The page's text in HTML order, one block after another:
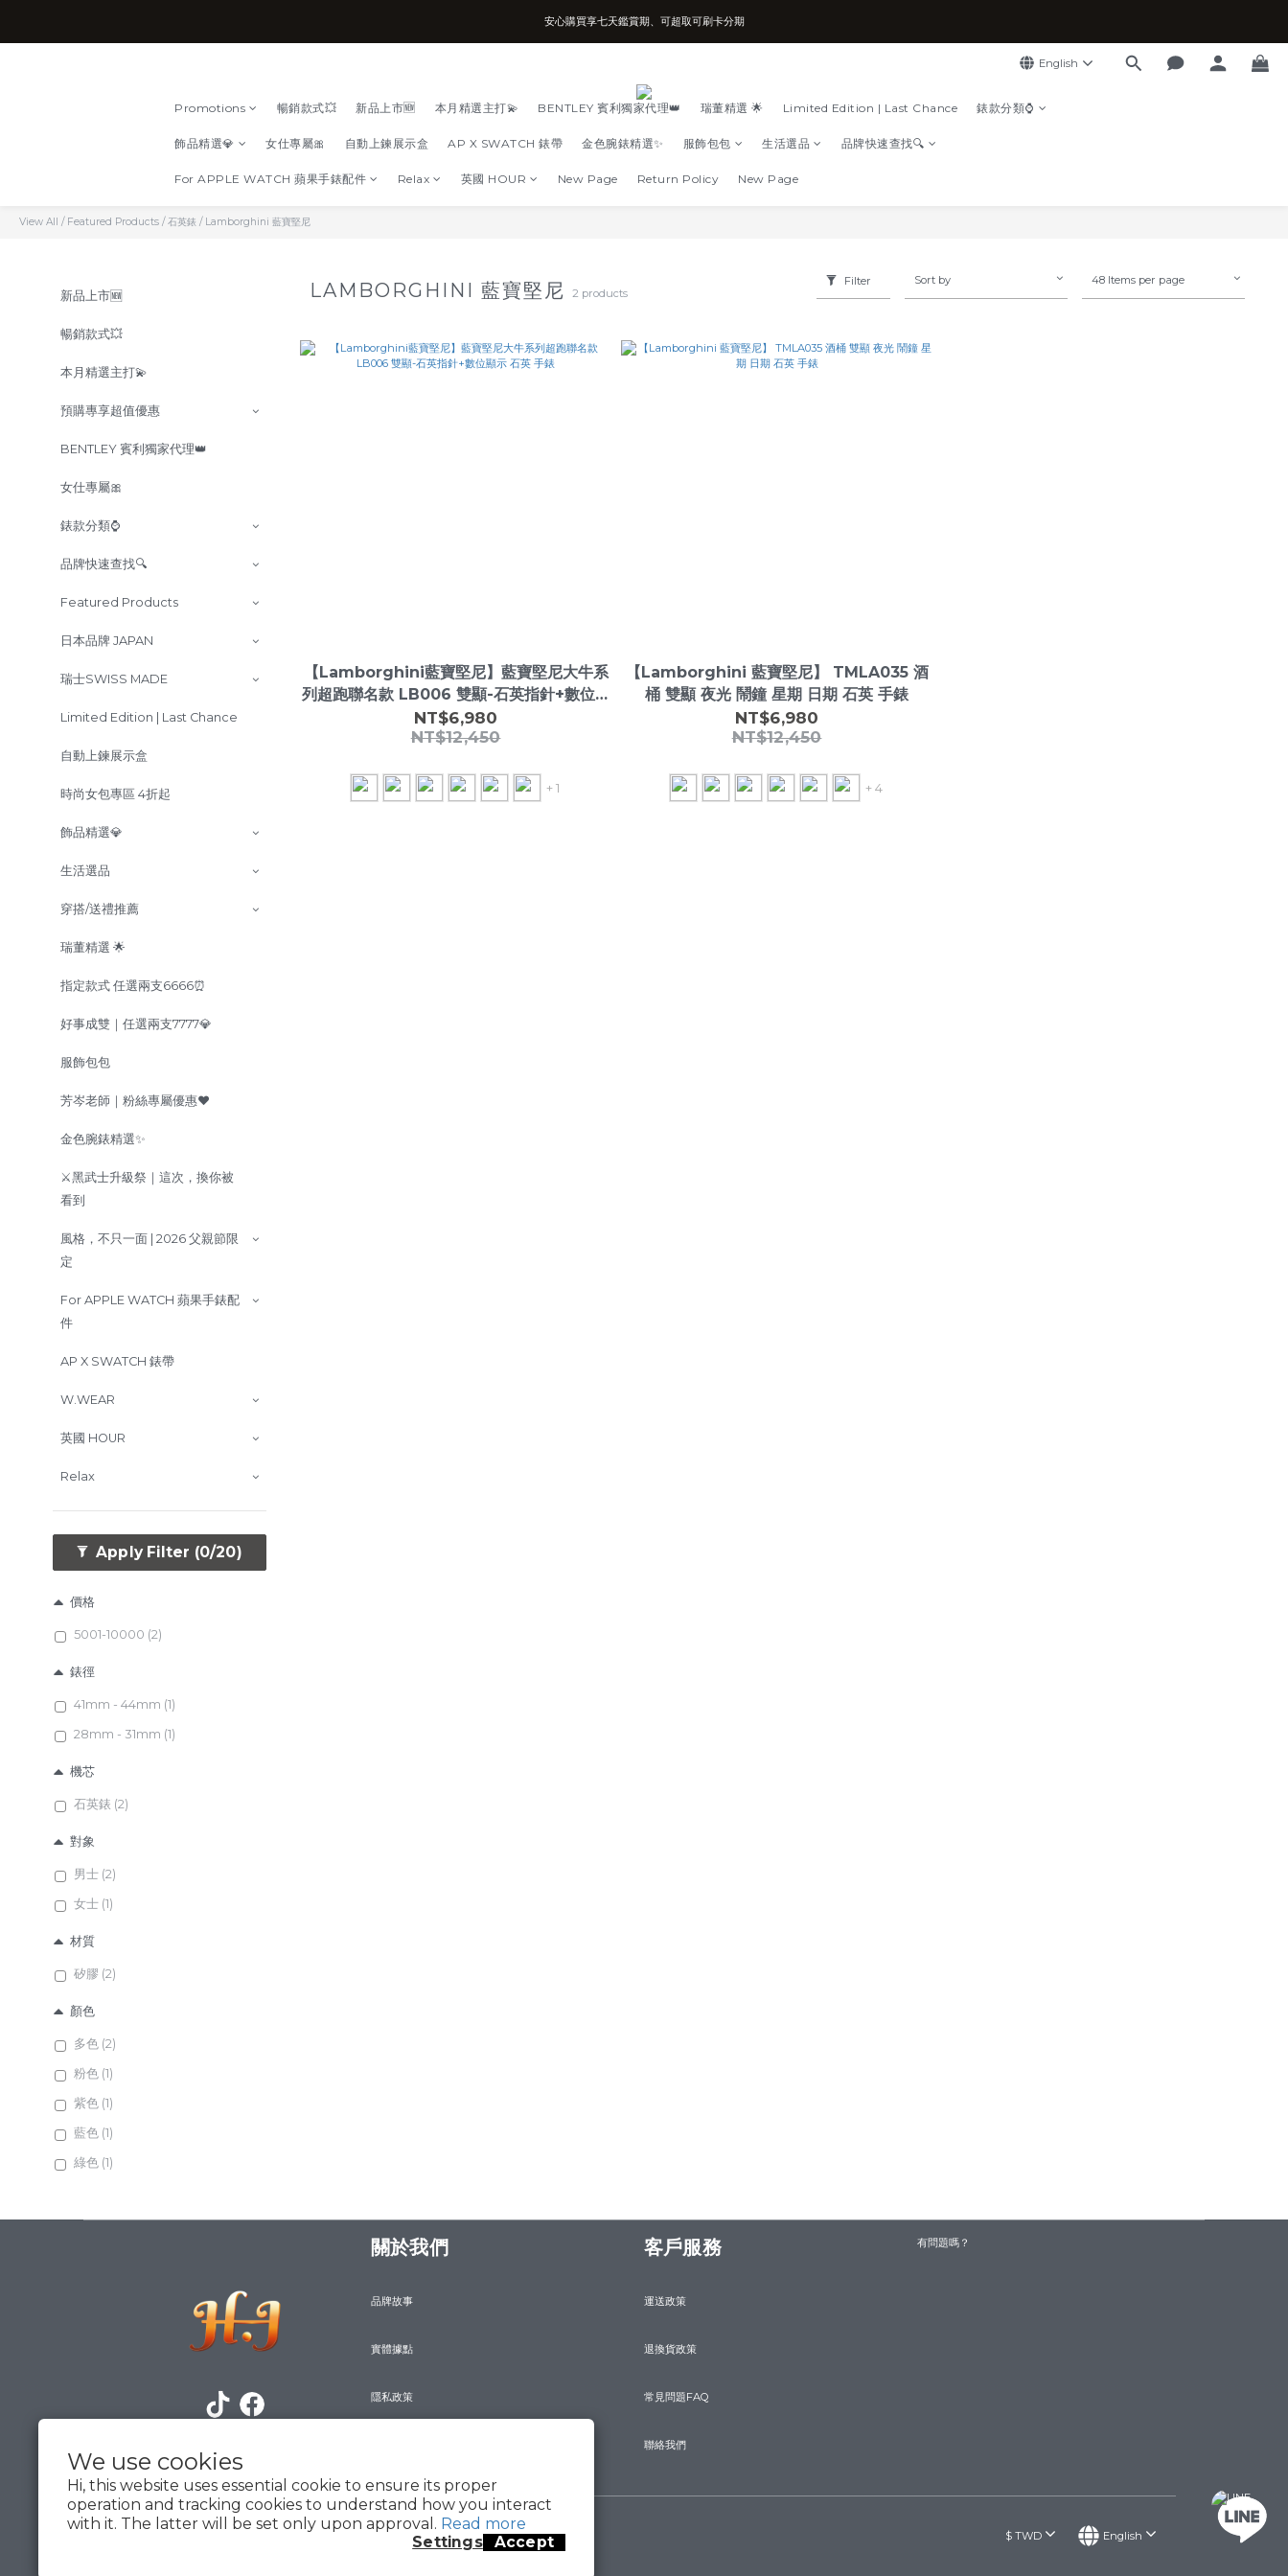
We use cookies
Hi, this website uses essential cookie to ensure its proper
operation and tracking cookies to understand how you interact
with it. The latter will be set only upon approval. Read more
Settings
Accept
台南實體店面、兩年機芯保固、開立發票
安心購買享七天鑑賞期、可超取可刷卡分期
English
Promotions 暢銷款式💥 新品上市🆕 本月精選主打💫 BENTLEY 賓利獨家代理👑 瑞董精選 🌟 Limited Edition | Last Chance 錶款分類⌚
飾品精選💎 女仕專屬🎀 自動上鍊展示盒 AP X SWATCH 錶帶 金色腕錶精選✨ 服飾包包 生活選品 品牌快速查找🔍
For APPLE WATCH 蘋果手錶配件 Relax 英國 HOUR New Page Return Policy New Page
View All / Featured Products / 石英錶 / Lamborghini 藍寶堅尼
新品上市🆕
暢銷款式💥
本月精選主打💫
預購專享超值優惠
BENTLEY 賓利獨家代理👑
女仕專屬🎀
錶款分類⌚
品牌快速查找🔍
Featured Products
日本品牌 JAPAN
瑞士SWISS MADE
Limited Edition | Last Chance
自動上鍊展示盒
時尚女包專區 4折起
飾品精選💎
生活選品
穿搭/送禮推薦
瑞董精選 🌟
指定款式 任選兩支6666⏰
好事成雙｜任選兩支7777💎
服飾包包
芳岑老師｜粉絲專屬優惠❤️
金色腕錶精選✨
⚔️黑武士升級祭｜這次，換你被
看到
風格，不只一面 | 2026 父親節限
定
For APPLE WATCH 蘋果手錶配
件
AP X SWATCH 錶帶
W.WEAR
英國 HOUR
Relax
Apply Filter (0/20)
價格
5001-10000 (2)
錶徑
41mm - 44mm (1)
28mm - 31mm (1)
機芯
石英錶 (2)
對象
男士 (2)
女士 (1)
材質
矽膠 (2)
顏色
多色 (2)
粉色 (1)
紫色 (1)
藍色 (1)
綠色 (1)
橘色 (2)
時尚 (1)
功能
雙時區顯示 (2)
雙顯 (2)
LAMBORGHINI 藍寶堅尼2 products
Filter Sort by 48 Items per page
【Lamborghini藍寶堅尼】藍寶堅尼大牛系
列超跑聯名款 LB006 雙顯-石英指針+數位顯
示 石英 手錶
NT$6,980
NT$12,450
+ 1
【Lamborghini 藍寶堅尼】 TMLA035 酒
桶 雙顯 夜光 鬧鐘 星期 日期 石英 手錶
NT$6,980
NT$12,450
+ 4
關於我們
品牌故事
實體據點
隱私政策
客戶服務
運送政策
退換貨政策
常見問題FAQ
聯絡我們
有問題嗎？
$ TWD English